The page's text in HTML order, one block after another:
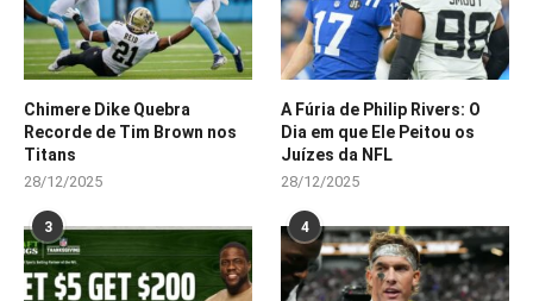
Chimere Dike Quebra
Recorde de Tim Brown nos
Titans
28/12/2025
A Fúria de Philip Rivers: O
Dia em que Ele Peitou os
Juízes da NFL
28/12/2025
3 4